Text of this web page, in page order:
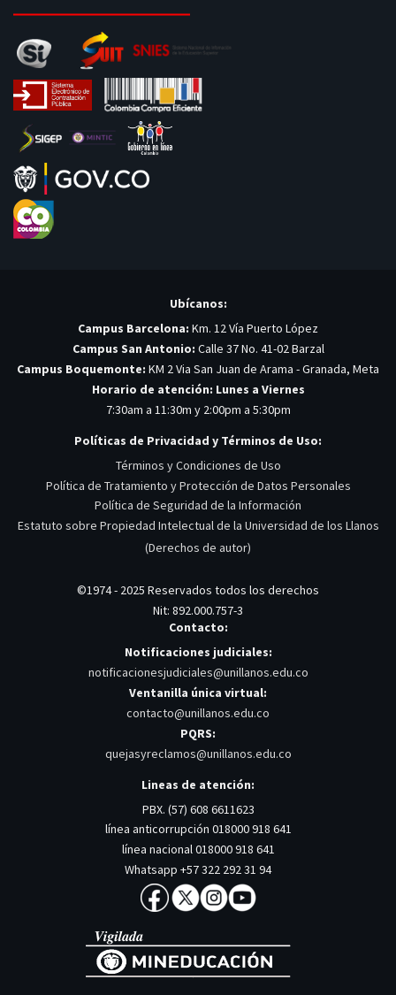
Ubícanos:
Campus Barcelona: Km. 12 Vía Puerto López
Campus San Antonio: Calle 37 No. 41-02 Barzal
Campus Boquemonte: KM 2 Via San Juan de Arama - Granada, Meta
Horario de atención: Lunes a Viernes
7:30am a 11:30m y 2:00pm a 5:30pm
Políticas de Privacidad y Términos de Uso:
Términos y Condiciones de Uso
Política de Tratamiento y Protección de Datos Personales
Política de Seguridad de la Información
Estatuto sobre Propiedad Intelectual de la Universidad de los Llanos
(Derechos de autor)
©1974 - 2025 Reservados todos los derechos
Nit: 892.000.757-3
Contacto:
Notificaciones judiciales:
notificacionesjudiciales@unillanos.edu.co
Ventanilla única virtual:
contacto@unillanos.edu.co
PQRS:
quejasyreclamos@unillanos.edu.co
Lineas de atención:
PBX. (57) 608 6611623
línea anticorrupción 018000 918 641
línea nacional 018000 918 641
Whatsapp +57 322 292 31 94